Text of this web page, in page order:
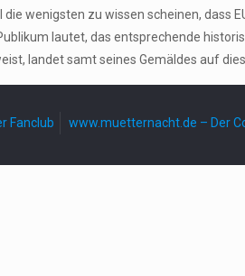
wenigsten zu wissen scheinen, dass
lautet, das entsprechende
landet samt seines Gemäldes auf
Fanclub www.muetternacht.de – Der